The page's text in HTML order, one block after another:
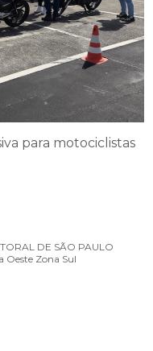
para motociclistas
DE SÃO PAULO
Oeste Zona Sul